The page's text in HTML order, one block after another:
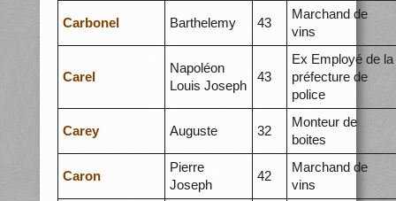
Carbonel Barthelemy 43
Marchand de
vins
Carel
Napoléon
Louis Joseph
43
Ex Employé de la
préfecture de
police
Carey Auguste 32
Monteur de
boites
Caron
Pierre
Joseph
42
Marchand de
vins